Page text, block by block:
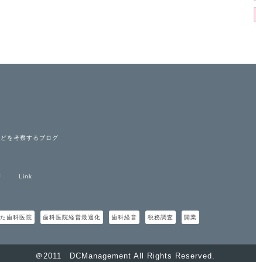
を考察するブログ
Link
歯科医院 歯科医院経営最適化 歯科経営 税務調査 開業
＠2011 DCManagement All Rights Reserved.